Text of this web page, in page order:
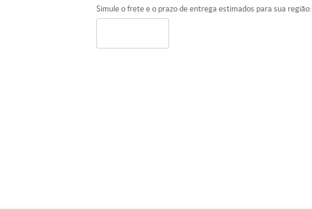
Simule o frete e o prazo de entrega estimados para sua região: